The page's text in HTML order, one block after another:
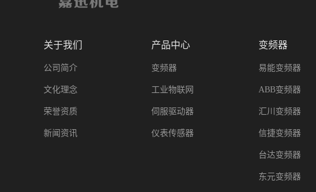
关于我们
公司简介
文化理念
荣誉资质
新闻资讯
产品中心
变频器
工业物联网
伺服驱动器
仪表传感器
变频器
易能变频器
ABB变频器
汇川变频器
信捷变频器
台达变频器
东元变频器